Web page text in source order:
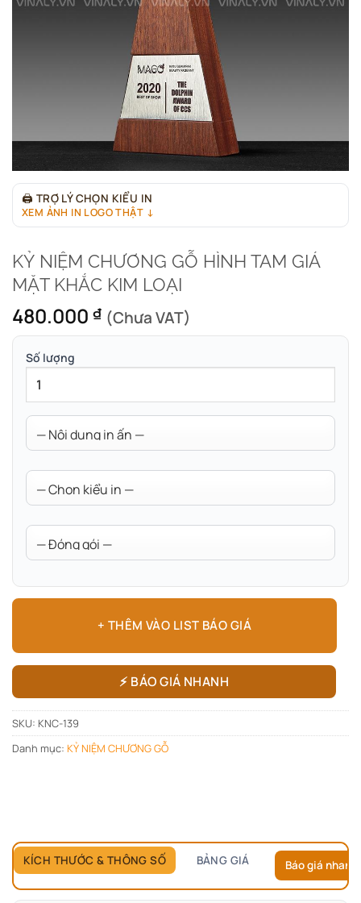
🖨 TRỢ LÝ CHỌN KIỂU IN
XEM ẢNH IN LOGO THẬT ↓
KỶ NIỆM CHƯƠNG GỖ HÌNH TAM GIÁ
MẶT KHẮC KIM LOẠI
480.000 ₫ (Chưa VAT)
Số lượng
+ THÊM VÀO LIST BÁO GIÁ
⚡ BÁO GIÁ NHANH
SKU: KNC-139
Danh mục: KỶ NIỆM CHƯƠNG GỖ
KÍCH THƯỚC & THÔNG SỐ BẢNG GIÁ Báo giá